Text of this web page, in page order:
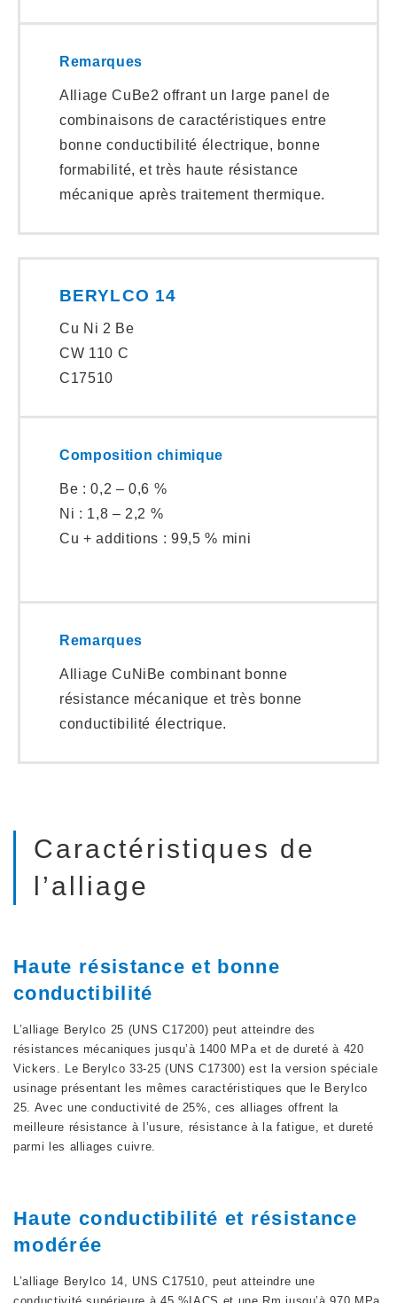
Remarques
Alliage CuBe2 offrant un large panel de
combinaisons de caractéristiques entre
bonne conductibilité électrique, bonne
formabilité, et très haute résistance
mécanique après traitement thermique.
BERYLCO 14
Cu Ni 2 Be
CW 110 C
C17510
Composition chimique
Be : 0,2 – 0,6 %
Ni : 1,8 – 2,2 %
Cu + additions : 99,5 % mini
Remarques
Alliage CuNiBe combinant bonne
résistance mécanique et très bonne
conductibilité électrique.
Caractéristiques de
l’alliage
Haute résistance et bonne
conductibilité
L’alliage Berylco 25 (UNS C17200) peut atteindre des
résistances mécaniques jusqu’à 1400 MPa et de dureté à 420
Vickers. Le Berylco 33-25 (UNS C17300) est la version spéciale
usinage présentant les mêmes caractéristiques que le Berylco
25. Avec une conductivité de 25%, ces alliages offrent la
meilleure résistance à l’usure, résistance à la fatigue, et dureté
parmi les alliages cuivre.
Haute conductibilité et résistance
modérée
L’alliage Berylco 14, UNS C17510, peut atteindre une